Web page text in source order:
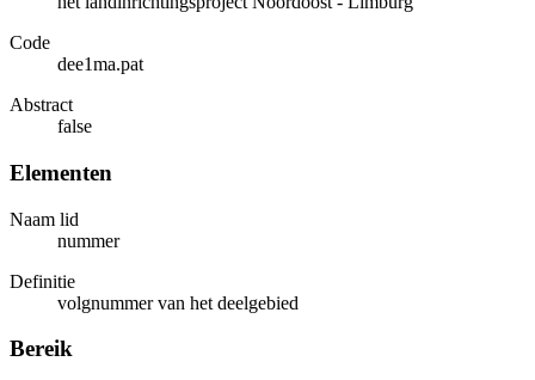
Code
dee1ma.pat
Abstract
false
Elementen
Naam lid
nummer
Definitie
volgnummer van het deelgebied
Bereik